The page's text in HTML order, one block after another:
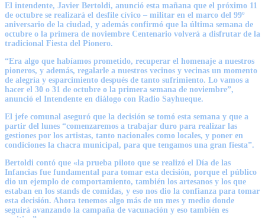
El intendente, Javier Bertoldi, anunció esta mañana que el próximo 11
de octubre se realizará el desfile cívico – militar en el marco del 99º
aniversario de la ciudad, y además confirmó que la última semana de
octubre o la primera de noviembre Centenario volverá a disfrutar de la
tradicional Fiesta del Pionero.
“Era algo que habíamos prometido, recuperar el homenaje a nuestros
pioneros, y además, regalarle a nuestros vecinos y vecinas un momento
de alegría y esparcimiento después de tanto sufrimiento. Lo vamos a
hacer el 30 o 31 de octubre o la primera semana de noviembre”,
anunció el Intendente en diálogo con Radio Sayhueque.
El jefe comunal aseguró que la decisión se tomó esta semana y que a
partir del lunes “comenzaremos a trabajar duro para realizar las
gestiones por los artistas, tanto nacionales como locales, y poner en
condiciones la chacra municipal, para que tengamos una gran fiesta”.
Bertoldi contó que «la prueba piloto que se realizó el Día de las
Infancias fue fundamental para tomar esta decisión, porque el público
dio un ejemplo de comportamiento, también los artesanos y los que
estaban en los stands de comidas, y eso nos dio la confianza para tomar
esta decisión. Ahora tenemos algo más de un mes y medio donde
seguirá avanzando la campaña de vacunación y eso también es